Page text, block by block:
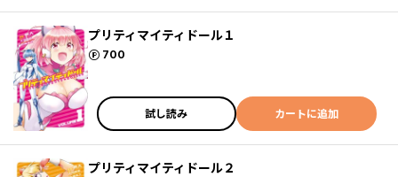
プリティマイティドール１
700
ポイント
試し読み カートに追加
プリティマイティドール２